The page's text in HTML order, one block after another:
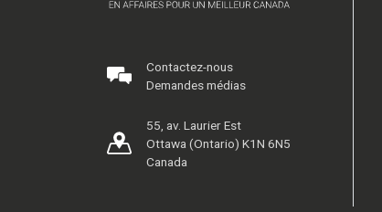
Contactez-nous
Demandes médias
55, av. Laurier Est
Ottawa (Ontario) K1N 6N5
Canada